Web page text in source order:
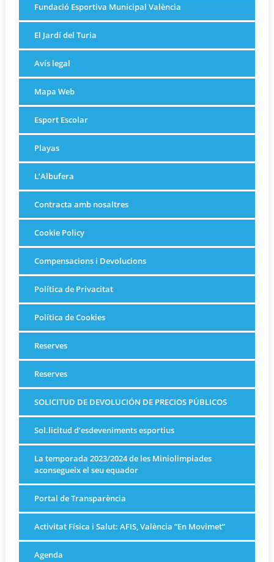
Fundació Esportiva Municipal València
El Jardí del Turia
Avís legal
Mapa Web
Esport Escolar
Playas
L’Albufera
Contracta amb nosaltres
Cookie Policy
Compensacions i Devolucions
Política de Privacitat
Política de Cookies
Reserves
Reserves
SOLICITUD DE DEVOLUCIÓN DE PRECIOS PÚBLICOS
Sol.licitud d’esdeveniments esportius
La temporada 2023/2024 de les Miniolimpiades
aconsegueix el seu equador
Portal de Transparència
Activitat Física i Salut: AFIS, València “En Movimet”
Agenda